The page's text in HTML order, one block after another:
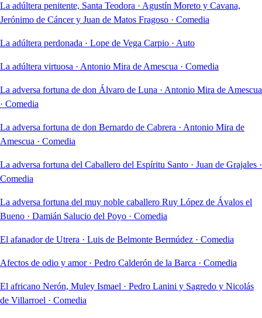
La adúltera penitente, Santa Teodora · Agustín Moreto y Cavana,
Jerónimo de Cáncer y Juan de Matos Fragoso · Comedia
La adúltera perdonada · Lope de Vega Carpio · Auto
La adúltera virtuosa · Antonio Mira de Amescua · Comedia
La adversa fortuna de don Álvaro de Luna · Antonio Mira de Amescua
· Comedia
La adversa fortuna de don Bernardo de Cabrera · Antonio Mira de
Amescua · Comedia
La adversa fortuna del Caballero del Espíritu Santo · Juan de Grajales ·
Comedia
La adversa fortuna del muy noble caballero Ruy López de Ávalos el
Bueno · Damián Salucio del Poyo · Comedia
El afanador de Utrera · Luis de Belmonte Bermúdez · Comedia
Afectos de odio y amor · Pedro Calderón de la Barca · Comedia
El africano Nerón, Muley Ismael · Pedro Lanini y Sagredo y Nicolás
de Villarroel · Comedia